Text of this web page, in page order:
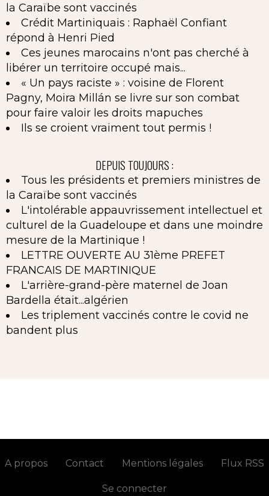
la Caraïbe sont vaccinés
Crédit Martiniquais : Raphaël Confiant
répond à Henri Pied
Ces jeunes marocains n'ont pas cherché à
libérer un territoire occupé mais...
« Un pays raciste » : voisine de Florent
Pagny, Moira Millán se livre sur son combat
pour faire valoir les droits mapuches
Ils se croient vraiment tout permis !
DEPUIS TOUJOURS :
Tous les présidents et premiers ministres de
la Caraïbe sont vaccinés
L'intolérable appauvrissement intellectuel et
culturel de la Guadeloupe et dans une moindre
mesure de la Martinique !
LETTRE OUVERTE AU 31ème PREFET
FRANCAIS DE MARTINIQUE
L'arrière-grand-père maternel de Joan
Bardella était...algérien
Les triplement vaccinés contre le covid ne
bandent plus
A propos Contact Mentions légales Flux RSS
Se connecter